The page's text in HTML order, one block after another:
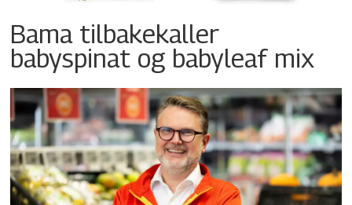
Bama tilbakekaller
babyspinat og babyleaf mix